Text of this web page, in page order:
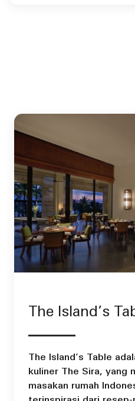
The Island’s
The Island’s Table
kuliner The Sira, yang
masakan rumah